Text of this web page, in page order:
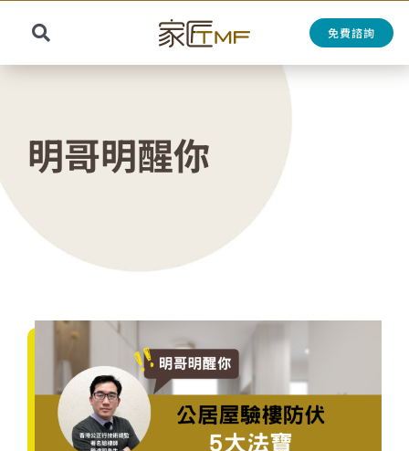
content
Toggle
Navigation
Search
免費諮詢
明哥明醒你